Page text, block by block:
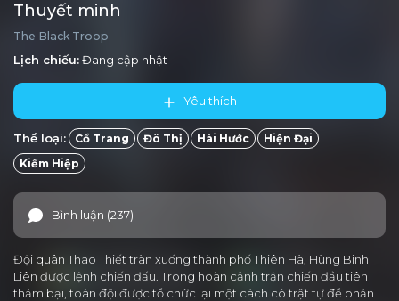
Thuyết minh
The Black Troop
Lịch chiếu:Đang cập nhật
Yêu thích
Thể loại: Cổ Trang Đô Thị Hài Hước
Hiện Đại
Kiếm Hiệp
Bình luận (237)
Đội quân Thao Thiết tràn xuống thành phố Thiên Hà, Hùng Binh
Liên được lệnh chiến đấu. Trong hoàn cảnh trận chiến đầu tiên
thảm bại, toàn đội được tổ chức lại một cách có trật tự để phản